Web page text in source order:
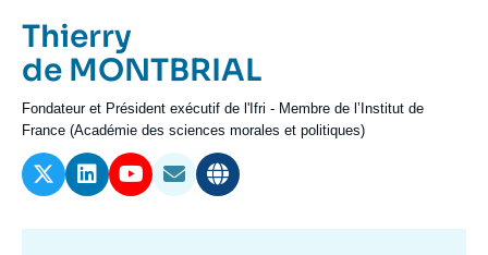
Nous soutenir
Prénom
de
l'expert
Thierry
Nom
de
l'expert
de MONTBRIAL
Intitulé
du
poste
Fondateur et Président exécutif de l'Ifri - Membre de l’Institut de
France (Académie des sciences morales et politiques)